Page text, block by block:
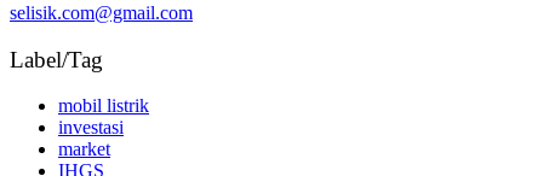
selisik.com@gmail.com
Label/Tag
mobil listrik
investasi
market
IHGS